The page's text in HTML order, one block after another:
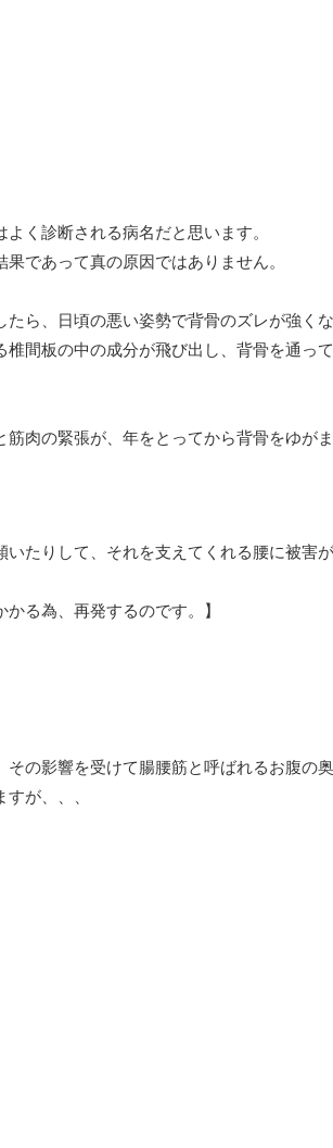
く診断される病名だと思います。
であって真の原因ではありません。
ら、日頃の悪い姿勢で背骨のズレが強く
間板の中の成分が飛び出し、背骨を通っ
肉の緊張が、年をとってから背骨をゆが
たりして、それを支えてくれる腰に被害
る為、再発するのです。】
の影響を受けて腸腰筋と呼ばれるお腹の
が、、、